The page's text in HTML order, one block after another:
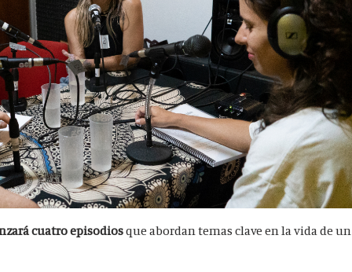
cuatro episodiosque abordan temas clave en la vida de un